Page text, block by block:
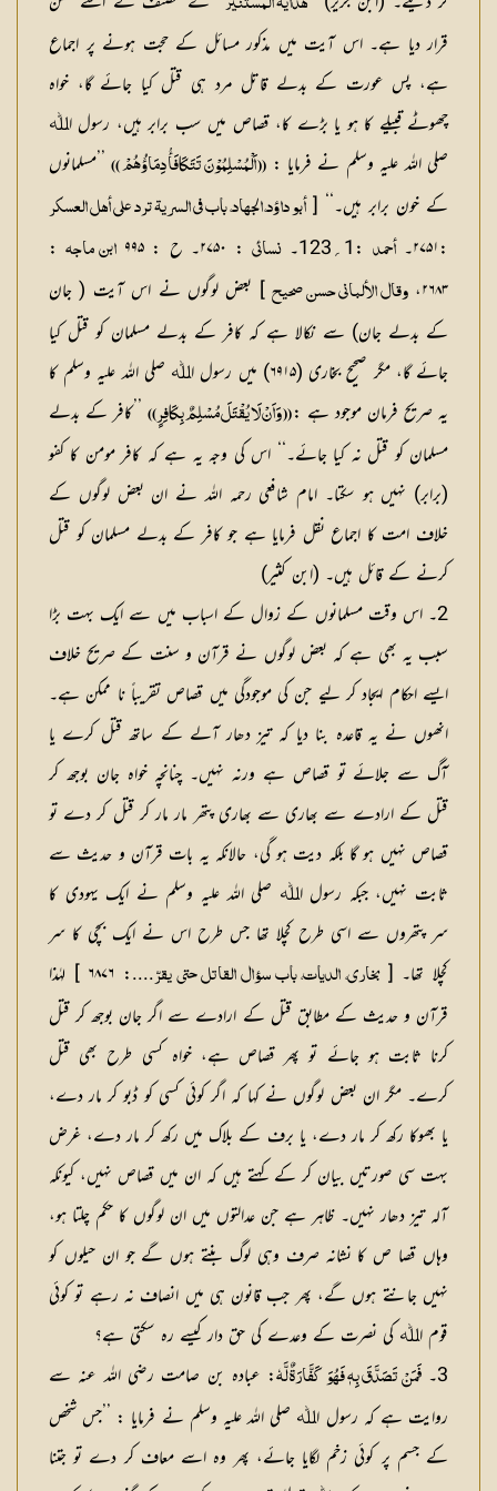
ھدایۃ المستنیر
قرار دیا ہے۔ اس آیت میں مذکور مسائل کے حجت ہونے پر اجماع
ہے، پس عورت کے بدلے قاتل مرد ہی قتل کیا جائے گا، خواہ
چھوٹے قبیلے کا ہو یا بڑے کا، قصاص میں سب برابر ہیں، رسول اﷲ
صلی اللہ علیہ وسلم نے فرمایا : (( اَلْمُسْلِمُوْنَ تَتَكَافَأُ دِمَاؤُهُمْ ))’’مسلمانوں
کے خون برابر ہیں۔‘‘ [أبو داؤد، الجہاد، باب فی السریۃ ترد علی أھل العسکر
:۲۷۵۱۔ أحمد :1؍123۔ نسائی : ۲۷۵۰۔ ح : ۹۹۵ ابن ماجہ:
۲۶۸۳،
وقال الألبانی حسن صحیح] بعض لوگوں نے اس آیت ( جان
کے بدلے جان) سے نکالا ہے کہ کافر کے بدلے مسلمان کو قتل کیا
جائے گا، مگر صحیح بخاری (۶۹۱۵) میں رسول اﷲ صلی اللہ علیہ وسلم کا
یہ صریح فرمان موجود ہے :(( وَاَنْ لَا يُقْتَلَ مُسْلِمٌ بِکَافِرٍ))
’’کافر کے بدلے
مسلمان کو قتل نہ کیا جائے۔‘‘ اس کی وجہ یہ ہے کہ کافر مومن کا کفو
(برابر) نہیں ہو سکتا۔ امام شافعی رحمہ اللہ نے ان بعض لوگوں کے
خلاف امت کا اجماع نقل فرمایا ہے جو کافر کے بدلے مسلمان کو قتل
کرنے کے قائل ہیں۔ (ابن کثیر)
2۔ اس وقت مسلمانوں کے زوال کے اسباب میں سے ایک بہت بڑا
سبب یہ بھی ہے کہ بعض لوگوں نے قرآن و سنت کے صریح خلاف
ایسے احکام ایجاد کر لیے جن کی موجودگی میں قصاص تقریباً نا ممکن ہے۔
انھوں نے یہ قاعدہ بنا دیا کہ تیز دھار آلے کے ساتھ قتل کرے یا
آگ سے جلائے تو قصاص ہے ورنہ نہیں۔ چنانچہ خواہ جان بوجھ کر
قتل کے ارادے سے بھاری سے بھاری پتھر مار مار کر قتل کر دے تو
قصاص نہیں ہو گا بلکہ دیت ہو گی، حالانکہ یہ بات قرآن و حدیث سے
ثابت نہیں، جبکہ رسول اﷲ صلی اللہ علیہ وسلم نے ایک یہودی کا
سر پتھروں سے اسی طرح کچلا تھا جس طرح اس نے ایک بچی کا سر
کچلا تھا۔ [بخاری، الدیات، باب سؤال القاتل حتی یقرّ
....: ۶۸۷۶ ] لہٰذا
قرآن و حدیث کے مطابق قتل کے ارادے سے اگر جان بوجھ کر قتل
کرنا ثابت ہو جائے تو پھر قصاص ہے، خواہ کسی طرح بھی قتل
کرے۔ مگر ان بعض لوگوں نے کہا کہ اگر کوئی کسی کو ڈبو کر مار دے،
یا بھوکا رکھ کر مار دے، یا برف کے بلاک میں رکھ کر مار دے، غرض
بہت سی صورتیں بیان کر کے کہتے ہیں کہ ان میں قصاص نہیں، کیونکہ
آلہ تیز دھار نہیں۔ ظاہر ہے جن عدالتوں میں ان لوگوں کا حکم چلتا ہو،
وہاں قصا ص کا نشانہ صرف وہی لوگ بنتے ہوں گے جو ان حیلوں کو
نہیں جانتے ہوں گے، پھر جب قانون ہی میں انصاف نہ رہے تو کوئی
قوم اﷲ کی نصرت کے وعدے کی حق دار کیسے رہ سکتی ہے؟
3۔
فَمَنْ تَصَدَّقَ بِهٖ فَهُوَ كَفَّارَةٌ لَّهٗ: عبادہ بن صامت رضی اللہ عنہ سے
روایت ہے کہ رسول اﷲ صلی اللہ علیہ وسلم نے فرمایا : ’’جس شخص
کے جسم پر کوئی زخم لگایا جائے، پھر وہ اسے معاف کر دے تو جتنا